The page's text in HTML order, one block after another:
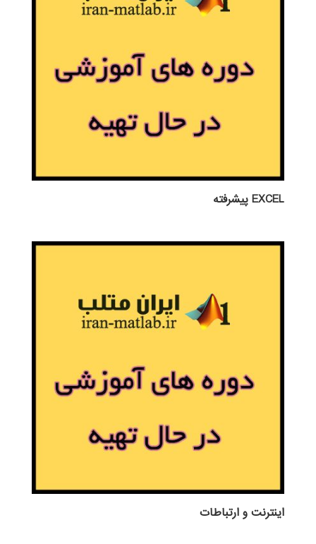
EXCEL پيشرفته
اينترنت و ارتباطات